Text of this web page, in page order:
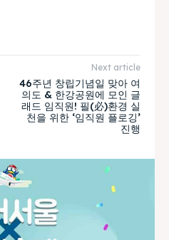
Next article
46주년 창립기념일 맞아 여
의도 & 한강공원에 모인 글
래드 임직원! 필(必)환경 실
천을 위한 ‘임직원 플로깅’
진행